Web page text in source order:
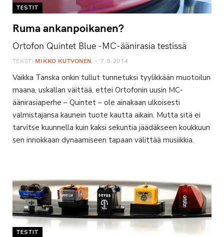
TESTIT
Ruma ankanpoikanen?
Ortofon Quintet Blue -MC-äänirasia testissä
TEKSTI MIKKO KUTVONEN 7.5.2014
Vaikka Tanska onkin tullut tunnetuksi tyylikkään muotoilun
maana, uskallan väittää, ettei Ortofonin uusin MC-
äänirasiaperhe – Quintet – ole ainakaan ulkoisesti
valmistajansa kaunein tuote kautta aikain. Mutta sitä ei
tarvitse kuunnella kuin kaksi sekuntia jäädäkseen koukkuun
sen innokkaan dynaamiseen tapaan välittää musiikkia.
TESTIT